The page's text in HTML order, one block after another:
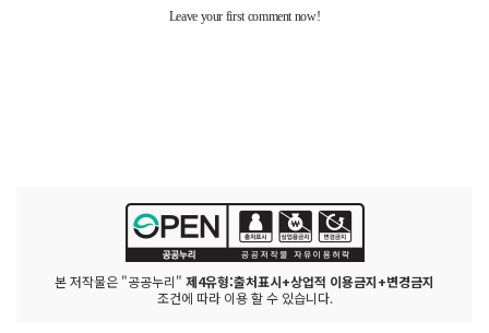
본 저작물은 "공공누리" 제4유형:출처표시+상업적 이용금지+변경금지
조건에 따라 이용 할 수 있습니다.